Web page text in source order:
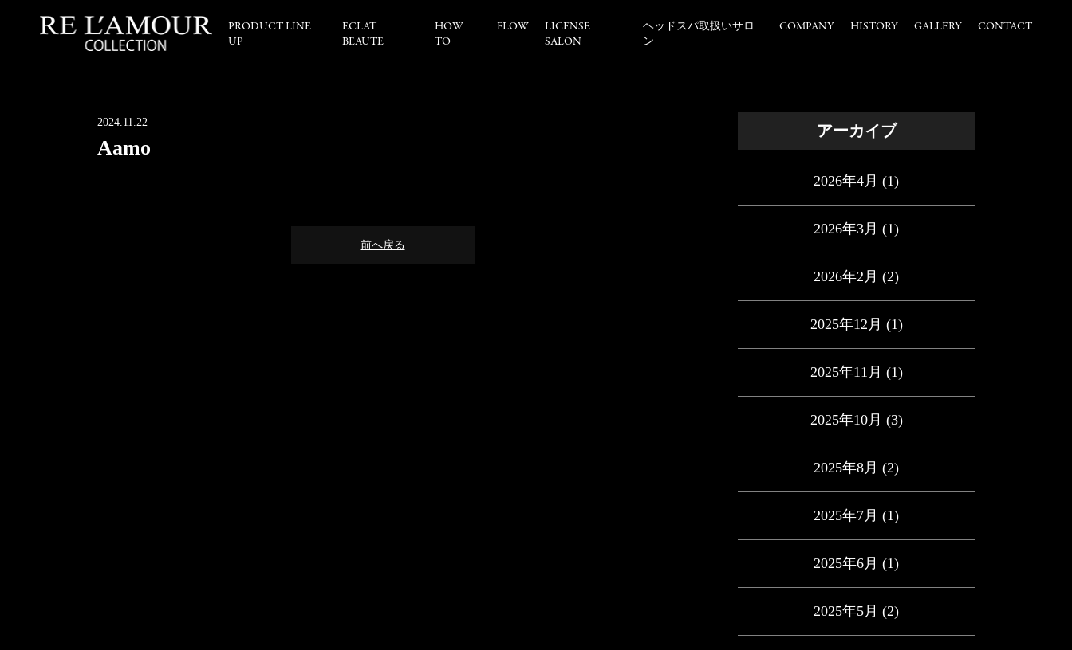
PRODUCT LINE
UP
ECLAT
BEAUTE
HOW
TO
FLOW
LICENSE
SALON
ヘッドスパ取扱いサロ
ン
COMPANY HISTORY GALLERY CONTACT
2024.11.22
Aamo
前へ戻る
アーカイブ
2026年4月 (1)
2026年3月 (1)
2026年2月 (2)
2025年12月 (1)
2025年11月 (1)
2025年10月 (3)
2025年8月 (2)
2025年7月 (1)
2025年6月 (1)
2025年5月 (2)